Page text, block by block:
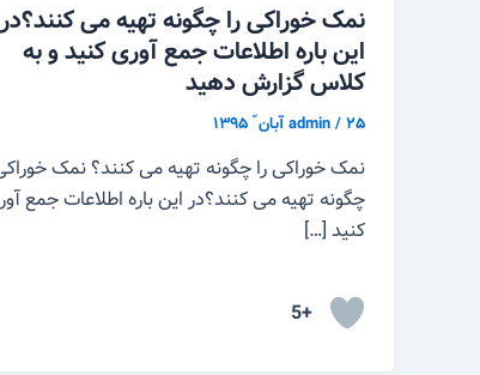
نمک خوراکی را چگونه تهیه می کنند؟در
این باره اطلاعات جمع آوری کنید و به
کلاس گزارش دهید
admin/۲۵ آبان ّ ۱۳۹۵
نمک خوراکی را چگونه تهیه می کنند؟ نمک
چگونه تهیه می کنند؟در این باره اطلاعات جمع
کنید […]
+5